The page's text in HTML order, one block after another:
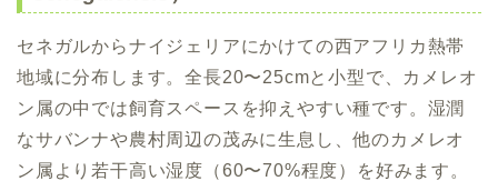
セネガルからナイジェリアにかけての西アフリカ熱帯
地域に分布します。全長20〜25cmと小型で、カメレオ
ン属の中では飼育スペースを抑えやすい種です。湿潤
なサバンナや農村周辺の茂みに生息し、他のカメレオ
ン属より若干高い湿度（60〜70%程度）を好みます。